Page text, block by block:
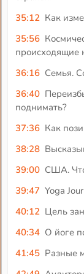
35:12 Как
35:56
происходящие
36:16 Семья.
36:40
поднимать?
37:36 Как
38:28
39:00 США.
39:47 Yoga
40:12 Цель
40:34 О йоге
41:45 Разные